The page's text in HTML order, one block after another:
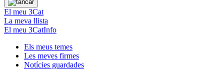
El meu 3Cat
La meva llista
El meu 3CatInfo
Els meus temes
Les meves firmes
Notícies guardades